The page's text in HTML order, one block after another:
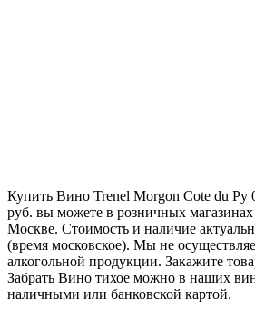
Купить Вино Trenel Morgon Cote du Py
руб. вы можете в розничных
Москве. Стоимость и наличие
(время московское). Мы не
алкогольной продукции. Закажите
Забрать Вино тихое можно в наших
наличными или банковской картой.